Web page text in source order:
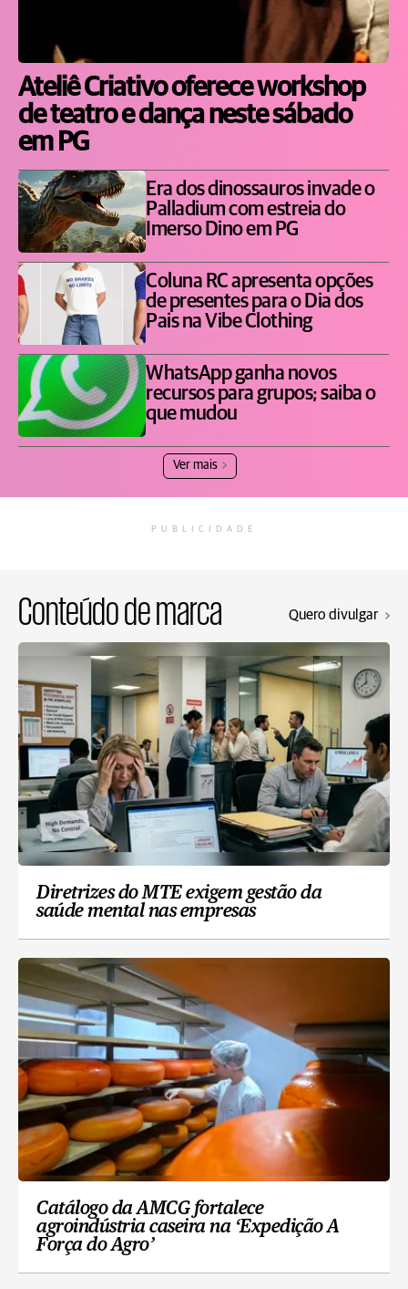
Ateliê Criativo oferece workshop
de teatro e dança neste sábado
em PG
Era dos dinossauros invade o
Palladium com estreia do
Imerso Dino em PG
Coluna RC apresenta opções
de presentes para o Dia dos
Pais na Vibe Clothing
WhatsApp ganha novos
recursos para grupos; saiba o
que mudou
Ver mais
PUBLICIDADE
Conteúdo de marca Quero divulgar
Diretrizes do MTE exigem gestão da
saúde mental nas empresas
Catálogo da AMCG fortalece
agroindústria caseira na ‘Expedição A
Força do Agro’